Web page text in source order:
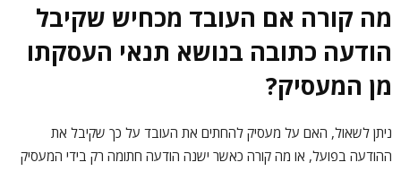
מה קורה אם העובד מכחיש שקיבל
הודעה כתובה בנושא תנאי העסקתו
מן המעסיק?
ניתן לשאול, האם על מעסיק להחתים את העובד על כך שקיבל את
ההודעה בפועל, או מה קורה כאשר ישנה הודעה חתומה רק בידי המעסיק